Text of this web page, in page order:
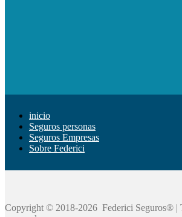
inicio
Seguros personas
Seguros Empresas
Sobre Federici
Copyright © 2018-2026 Federici Seguros® |